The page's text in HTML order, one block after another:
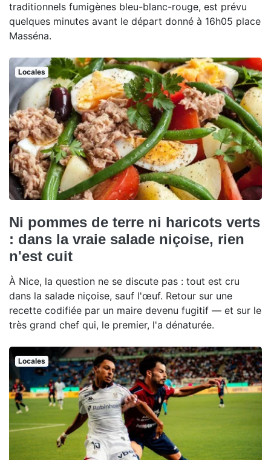
traditionnels fumigènes bleu-blanc-rouge, est prévu
quelques minutes avant le départ donné à 16h05 place
Masséna.
Locales
Ni pommes de terre ni haricots verts
: dans la vraie salade niçoise, rien
n'est cuit
À Nice, la question ne se discute pas : tout est cru
dans la salade niçoise, sauf l'œuf. Retour sur une
recette codifiée par un maire devenu fugitif — et sur le
très grand chef qui, le premier, l'a dénaturée.
Locales